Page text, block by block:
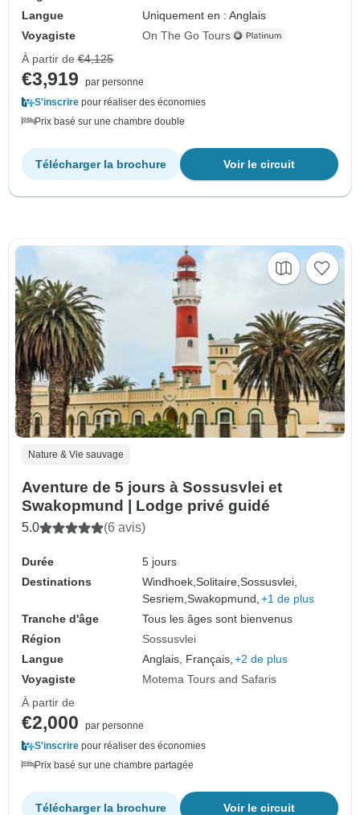
Langue
Uniquement en : Anglais
Voyagiste
On The Go Tours
À partir de €4,125
€3,919
par personne
S'inscrire pour réaliser des économies
Prix basé sur une chambre double
Voir le circuit
Télécharger la brochure
Nature & Vie sauvage
Aventure de 5 jours à Sossusvlei et
Swakopmund | Lodge privé guidé
5.0 (6 avis)
Durée
5 jours
Destinations
Windhoek,Solitaire,Sossusvlei,
Sesriem,Swakopmund, +1 de plus
Tranche d'âge
Tous les âges sont bienvenus
Région
Sossusvlei
Langue
Anglais, Français, +2 de plus
Voyagiste
Motema Tours and Safaris
À partir de
€2,000
par personne
S'inscrire pour réaliser des économies
Prix basé sur une chambre partagée
Voir le circuit
Télécharger la brochure